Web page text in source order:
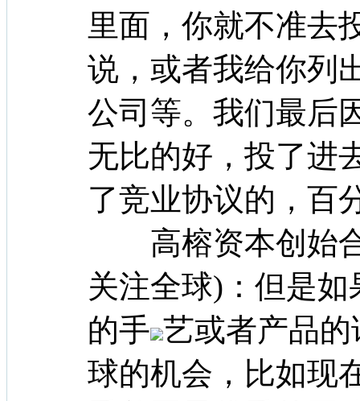
里面，你就不准去
说，或者我给你列
公司等。我们最后
无比的好，投了进
了竞业协议的，百
高榕资本创始合
关注全球)：但是
的手 艺或者产品
球的机会，比如现